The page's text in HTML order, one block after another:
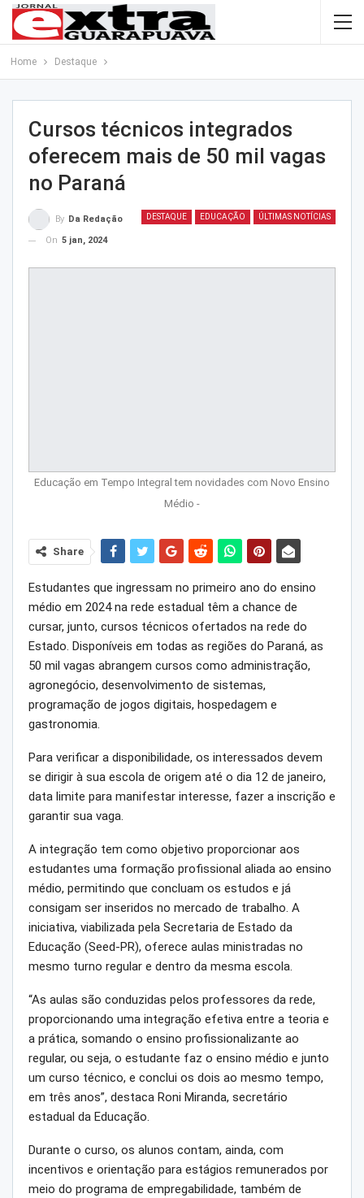
Home Destaque
Cursos técnicos integrados
oferecem mais de 50 mil vagas
no Paraná
DESTAQUE EDUCAÇÃO ÚLTIMAS NOTÍCIAS
By Da Redação
On 5 jan, 2024
Educação em Tempo Integral tem novidades com Novo Ensino
Médio -
Share
Estudantes que ingressam no primeiro ano do ensino
médio em 2024 na rede estadual têm a chance de
cursar, junto, cursos técnicos ofertados na rede do
Estado. Disponíveis em todas as regiões do Paraná, as
50 mil vagas abrangem cursos como administração,
agronegócio, desenvolvimento de sistemas,
programação de jogos digitais, hospedagem e
gastronomia.
Para verificar a disponibilidade, os interessados devem
se dirigir à sua escola de origem até o dia 12 de janeiro,
data limite para manifestar interesse, fazer a inscrição e
garantir sua vaga.
A integração tem como objetivo proporcionar aos
estudantes uma formação profissional aliada ao ensino
médio, permitindo que concluam os estudos e já
consigam ser inseridos no mercado de trabalho. A
iniciativa, viabilizada pela Secretaria de Estado da
Educação (Seed-PR), oferece aulas ministradas no
mesmo turno regular e dentro da mesma escola.
“As aulas são conduzidas pelos professores da rede,
proporcionando uma integração efetiva entre a teoria e
a prática, somando o ensino profissionalizante ao
regular, ou seja, o estudante faz o ensino médio e junto
um curso técnico, e conclui os dois ao mesmo tempo,
em três anos”, destaca Roni Miranda, secretário
estadual da Educação.
Durante o curso, os alunos contam, ainda, com
incentivos e orientação para estágios remunerados por
meio do programa de empregabilidade, também de